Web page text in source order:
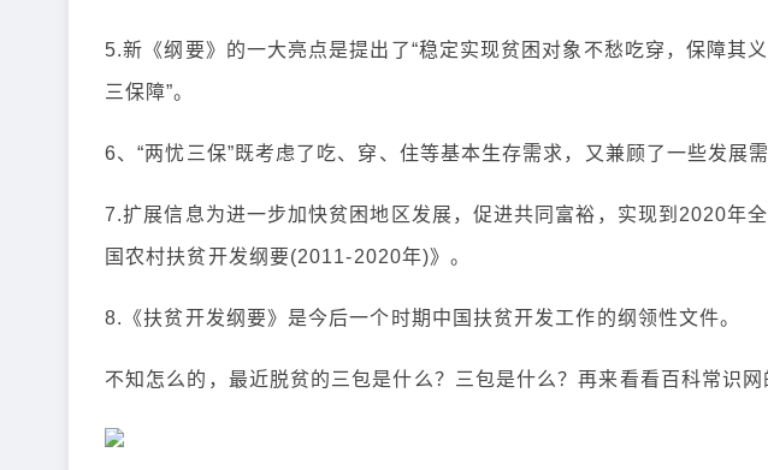
5.新《纲要》的一大亮点是提出了“稳定实现贫困对象不愁吃穿，保障其
三保障”。
6、“两忧三保”既考虑了吃、穿、住等基本生存需求，又兼顾了一些发展需
7.扩展信息为进一步加快贫困地区发展，促进共同富裕，实现到2020年
国农村扶贫开发纲要(2011-2020年)》。
8.《扶贫开发纲要》是今后一个时期中国扶贫开发工作的纲领性文件。
不知怎么的，最近脱贫的三包是什么？三包是什么？再来看看百科常识网